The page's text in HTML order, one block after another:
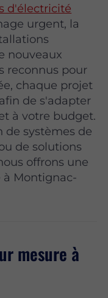
d'électricité
urgent, la
nouveaux
reconnus pour
chaque projet
de s'adapter
à votre budget.
de systèmes de
de solutions
offrons une
à Montignac-
mesure à